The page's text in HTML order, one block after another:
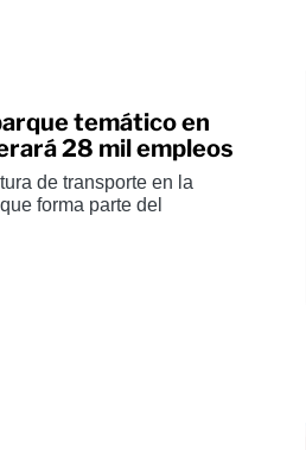
temático en
28 mil empleos
de transporte en la
forma parte del